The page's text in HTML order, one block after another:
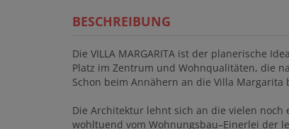
BESCHREIBUNG
Die VILLA MARGARITA ist der planerische
Platz im Zentrum und Wohnqualitäten, die
Schon beim Annähern an die Villa
Die Architektur lehnt sich an die vielen
wohltuend vom Wohnungsbau–Einerlei der